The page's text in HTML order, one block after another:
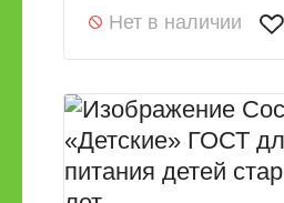
Нет в наличии